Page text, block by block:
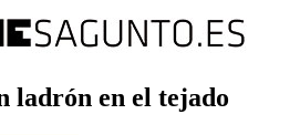
ladrón en el tejado